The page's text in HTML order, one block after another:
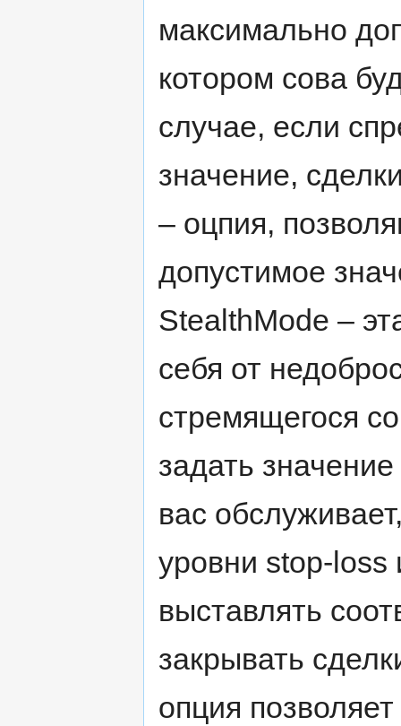
максимально
котором сова
случае, если
значение,
– оцпия,
допустимое
StealthMode –
себя от
стремящегося
задать
вас
уровни stop-loss
выставлять
закрывать
опция